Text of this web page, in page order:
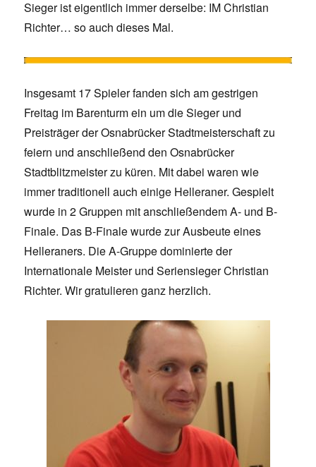
Sieger ist eigentlich immer derselbe: IM Christian
Richter… so auch dieses Mal.
Insgesamt 17 Spieler fanden sich am gestrigen
Freitag im Barenturm ein um die Sieger und
Preisträger der Osnabrücker Stadtmeisterschaft zu
feiern und anschließend den Osnabrücker
Stadtblitzmeister zu küren. Mit dabei waren wie
immer traditionell auch einige Helleraner. Gespielt
wurde in 2 Gruppen mit anschließendem A- und B-
Finale. Das B-Finale wurde zur Ausbeute eines
Helleraners. Die A-Gruppe dominierte der
Internationale Meister und Seriensieger Christian
Richter. Wir gratulieren ganz herzlich.